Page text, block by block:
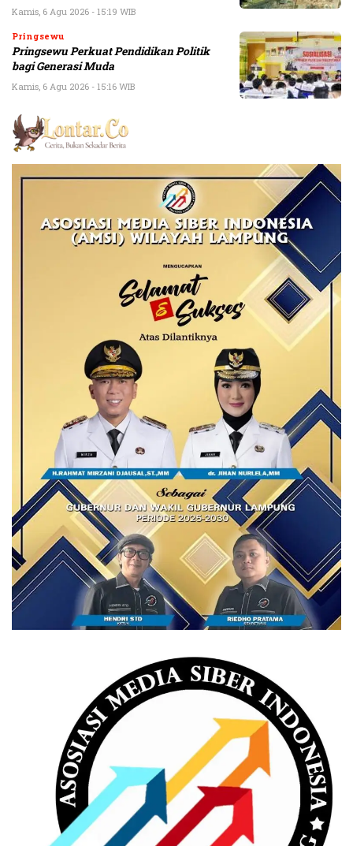
Kamis, 6 Agu 2026 - 15:19 WIB
Pringsewu
Pringsewu Perkuat Pendidikan Politik
bagi Generasi Muda
Kamis, 6 Agu 2026 - 15:16 WIB